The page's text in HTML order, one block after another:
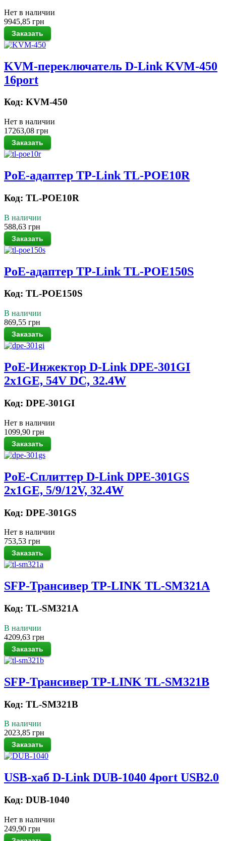
Нет в наличии
9945,85 грн
KVM-переключатель D-Link KVM-450
16port
Код: KVM-450
Нет в наличии
17263,08 грн
PoE-адаптер TP-Link TL-POE10R
Код: TL-POE10R
В наличии
588,63 грн
PoE-адаптер TP-Link TL-POE150S
Код: TL-POE150S
В наличии
869,55 грн
PoE-Инжектор D-Link DPE-301GI
2x1GE, 54V DC, 32.4W
Код: DPE-301GI
Нет в наличии
1099,90 грн
PoE-Сплиттер D-Link DPE-301GS
2x1GE, 5/9/12V, 32.4W
Код: DPE-301GS
Нет в наличии
753,53 грн
SFP-Трансивер TP-LINK TL-SM321A
Код: TL-SM321A
В наличии
4209,63 грн
SFP-Трансивер TP-LINK TL-SM321B
Код: TL-SM321B
В наличии
2023,85 грн
USB-хаб D-Link DUB-1040 4port USB2.0
Код: DUB-1040
Нет в наличии
249,90 грн